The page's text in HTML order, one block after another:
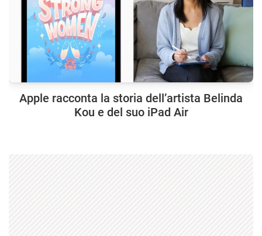
Apple racconta la storia dell’artista Belinda
Kou e del suo iPad Air